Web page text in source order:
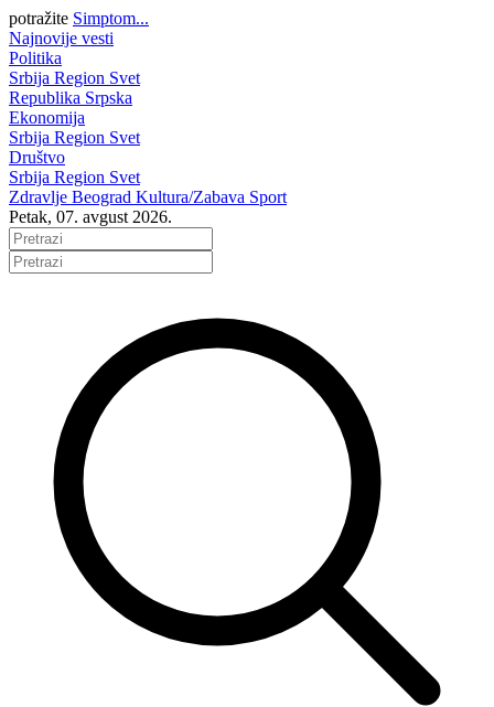
potražite Simptom...
Najnovije vesti
Politika
Srbija Region Svet
Republika Srpska
Ekonomija
Srbija Region Svet
Društvo
Srbija Region Svet
Zdravlje Beograd Kultura/Zabava Sport
Petak, 07. avgust 2026.